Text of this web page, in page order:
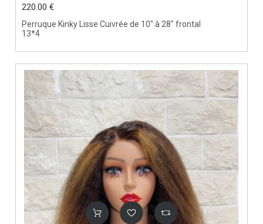
Perruque Kinky Lisse Cuivrée de 10" à 28" frontal
13*4
220.00 €